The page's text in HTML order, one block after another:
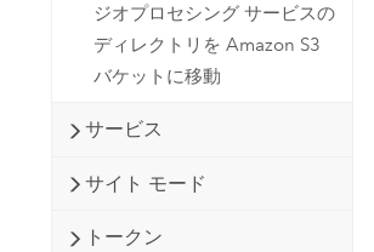
ジオプロセシング サービスの
ディレクトリを Amazon S3
バケットに移動
サービス
サイト モード
トークン